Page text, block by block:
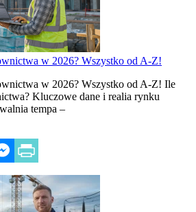
w 2026? Wszystko od A-Z!
w 2026? Wszystko od A-Z! Ile
Kluczowe dane i realia rynku
tempa –